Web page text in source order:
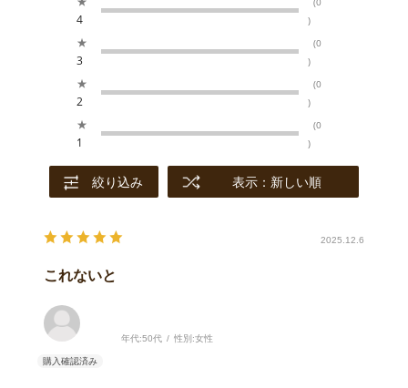
4
)
★
3
(0
)
★
2
(0
)
★
1
(0
)
絞り込み 表示：新しい順
2025.12.6
これないと
年代:50代 性別:女性